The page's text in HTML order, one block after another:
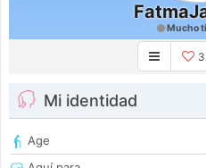
Mucho
Mi identidad
Age